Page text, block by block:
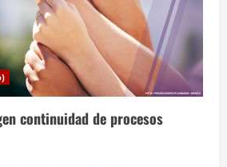
continuidad de procesos